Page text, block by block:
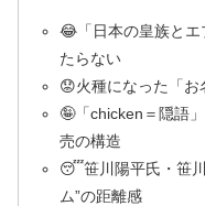
😂「日本の皇族とエ
たらない
😟火種になった「
🤪「chicken＝隠語
売の構造
😴笹川陽平氏・笹
ム”の距離感